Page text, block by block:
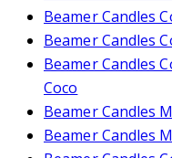
Beamer Candles
Beamer Candles
Beamer Candles
Coco
Beamer Candles
Beamer Candles